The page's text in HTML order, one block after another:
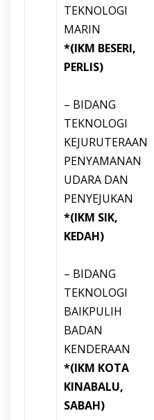
TEKNOLOGI
MARIN
*(IKM BESERI,
PERLIS)
– BIDANG
TEKNOLOGI
KEJURUTERAAN
PENYAMANAN
UDARA DAN
PENYEJUKAN
*(IKM SIK,
KEDAH)
– BIDANG
TEKNOLOGI
BAIKPULIH
BADAN
KENDERAAN
*(IKM KOTA
KINABALU,
SABAH)